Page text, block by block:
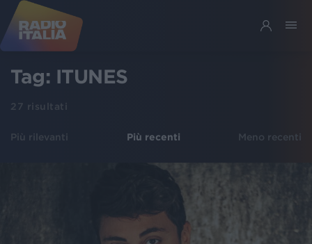
Tag: ITUNES
27 risultati
Più rilevanti Più recenti Meno recenti